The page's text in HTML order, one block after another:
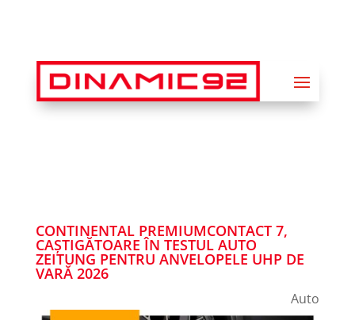
CONTINENTAL PREMIUMCONTACT 7,
CAȘTIGĂTOARE ÎN TESTUL AUTO
ZEITUNG PENTRU ANVELOPELE UHP DE
VARĂ 2026
Auto